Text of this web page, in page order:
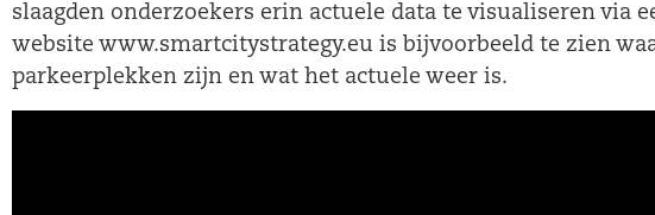
slaagden onderzoekers erin actuele data te visualiseren via
website www.smartcitystrategy.eu is bijvoorbeeld te zien
parkeerplekken zijn en wat het actuele weer is.